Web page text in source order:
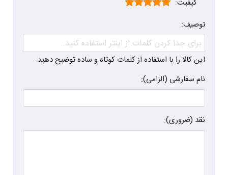
کیفیت:
توصیف:
این کالا را با استفاده از کلمات کوتاه و ساده توضیح دهید.
نام سفارشی (الزامی):
نقد (ضروری):